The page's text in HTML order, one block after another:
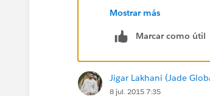
	}
Mostrar más
Marcar como útil
Jigar Lakhani (Jade
8 jul. 2015 7:35